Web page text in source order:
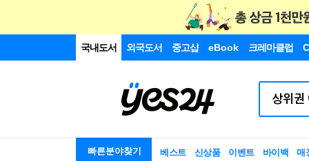
국내도서 외국도서 중고샵 eBook 크레마클럽
빠른분야찾기 베스트 신상품 이벤트 바이백 매